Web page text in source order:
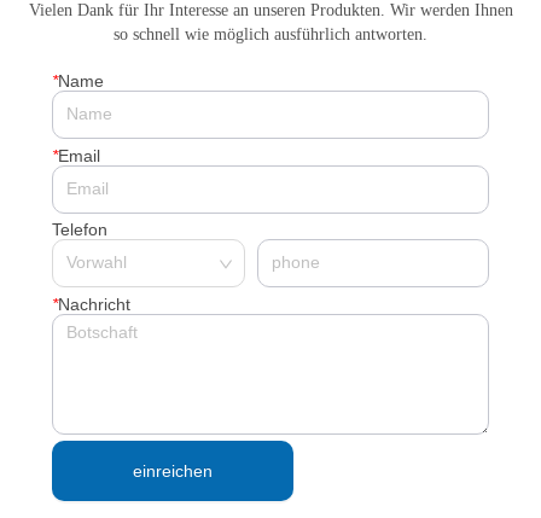
Vielen Dank für Ihr Interesse an unseren Produkten. Wir werden Ihnen
so schnell wie möglich ausführlich antworten.
*Name
*Email
Telefon
*Nachricht
einreichen